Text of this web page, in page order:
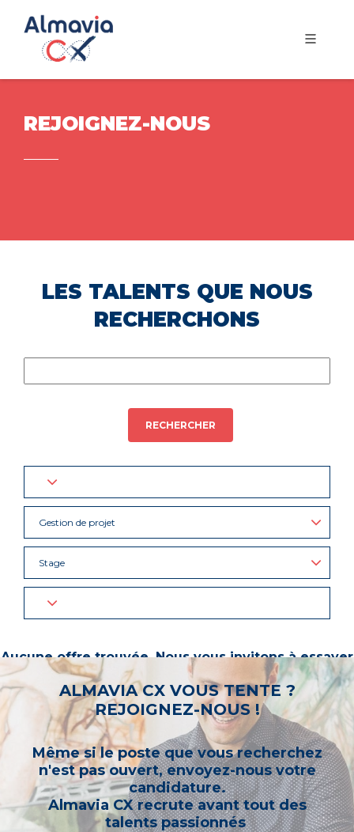
REJOIGNEZ-NOUS
LES TALENTS QUE NOUS
RECHERCHONS
RECHERCHER
Gestion de projet
Stage
Aucune offre trouvée. Nous vous invitons à essayer
d’autres mots-clés ou à sélectionner un « métier ».
ALMAVIA CX VOUS TENTE ?
REJOIGNEZ-NOUS !
Même si le poste que vous recherchez
n'est pas ouvert, envoyez-nous votre
candidature.
Almavia CX recrute avant tout des
talents passionnés